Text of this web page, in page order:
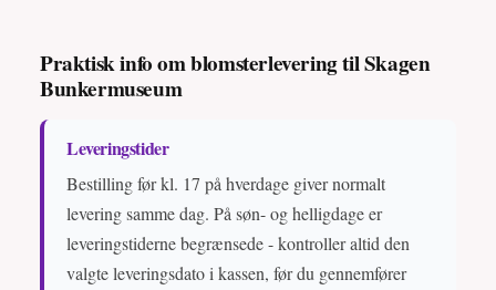
Praktisk info om blomsterlevering til Skagen
Bunkermuseum
Leveringstider
Bestilling før kl. 17 på hverdage giver normalt
levering samme dag. På søn- og helligdage er
leveringstiderne begrænsede - kontroller altid den
valgte leveringsdato i kassen, før du gennemfører